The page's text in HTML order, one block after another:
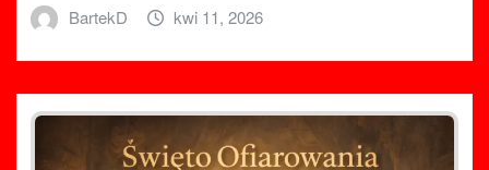
BartekD kwi 11, 2026